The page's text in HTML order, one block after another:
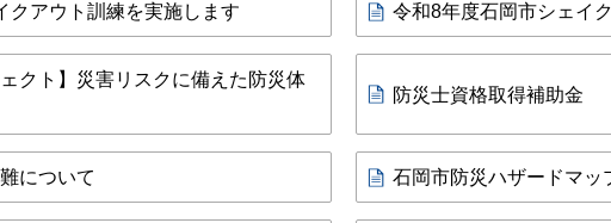
クアウト訓練を実施します 令和8年度石岡市シェイ
クト】災害リスクに備えた防災体
防災士資格取得補助金
について 石岡市防災ハザードマッ